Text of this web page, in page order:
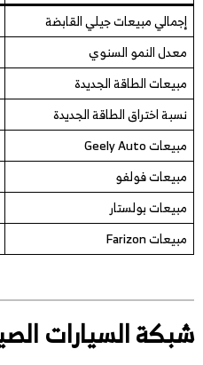
إجمالي مبيعات جيلي القابضة
معدل النمو السنوي
مبيعات الطاقة الجديدة
نسبة اختراق الطاقة الجديدة
مبيعات Geely Auto
مبيعات فولفو
مبيعات بولستار
مبيعات Farizon
شبكة السيارات